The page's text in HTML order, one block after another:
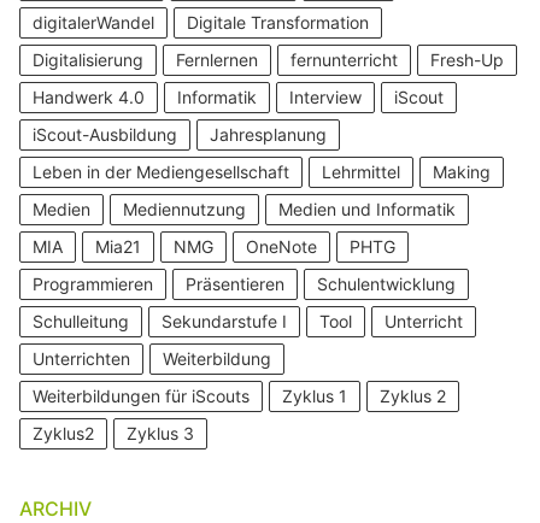
digitalerWandel
Digitale Transformation
Digitalisierung
Fernlernen fernunterricht
Fresh-Up
Handwerk 4.0
Informatik Interview
iScout
iScout-Ausbildung
Jahresplanung
Leben in der Mediengesellschaft
Lehrmittel
Making
Medien
Mediennutzung
Medien und Informatik
MIA
Mia21 NMG OneNote
PHTG
Programmieren
Präsentieren
Schulentwicklung
Schulleitung
Sekundarstufe I Tool
Unterricht
Unterrichten
Weiterbildung
Weiterbildungen für iScouts
Zyklus 1
Zyklus 2
Zyklus2
Zyklus 3
ARCHIV